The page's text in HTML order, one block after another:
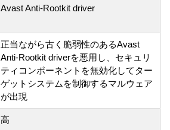
Avast Anti-Rootkit driver
正当ながら古く脆弱性のあるAvast
Anti-Rootkit driverを悪用し、セキュリ
ティコンポーネントを無効化してター
ゲットシステムを制御するマルウェア
が出現
高